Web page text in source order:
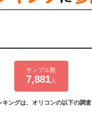
サンプル数
7,881人
ングは、オリコンの以下の調査